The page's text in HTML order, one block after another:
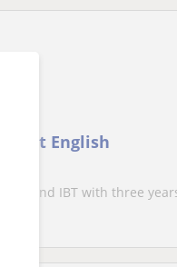
English
and IBT with three